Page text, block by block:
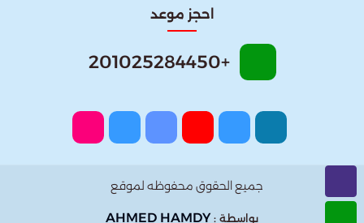
احجز موعد
+201025284450
جميع الحقوق محفوظه لموقع
بواسطة : AHMED HAMDY